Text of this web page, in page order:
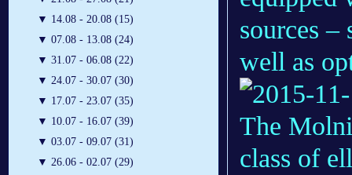
▼ 14.08 - 20.08 (15)
▼ 07.08 - 13.08 (24)
▼ 31.07 - 06.08 (22)
▼ 24.07 - 30.07 (30)
▼ 17.07 - 23.07 (35)
▼ 10.07 - 16.07 (39)
▼ 03.07 - 09.07 (31)
▼ 26.06 - 02.07 (29)
sources –
well as
The
class of